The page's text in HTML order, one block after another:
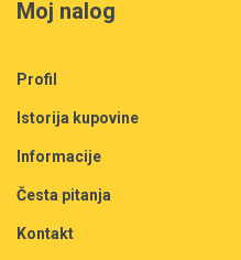
Moj nalog
Profil
Istorija kupovine
Informacije
Česta pitanja
Kontakt